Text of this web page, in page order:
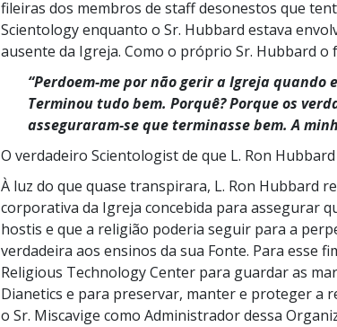
fileiras dos membros de staff desonestos que
Scientology enquanto o Sr. Hubbard estava
ausente da Igreja. Como o próprio Sr. Hubbard o
“Perdoem‑me por não gerir a Igreja quando
Terminou tudo bem. Porquê? Porque os
asseguraram‑se que terminasse bem. A
O verdadeiro Scientologist de que L. Ron
À luz do que quase transpirara, L. Ron Hubbard
corporativa da Igreja concebida para assegurar
hostis e que a religião poderia seguir para a
verdadeira aos ensinos da sua Fonte. Para esse
Religious Technology Center para guardar as
Dianetics e para preservar, manter e proteger a
o Sr. Miscavige como Administrador dessa